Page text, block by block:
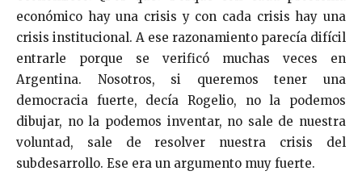
económico hay una crisis y con cada crisis hay una
crisis institucional. A ese razonamiento parecía difícil
entrarle porque se verificó muchas veces en
Argentina. Nosotros, si queremos tener una
democracia fuerte, decía Rogelio, no la podemos
dibujar, no la podemos inventar, no sale de nuestra
voluntad, sale de resolver nuestra crisis del
subdesarrollo. Ese era un argumento muy fuerte.